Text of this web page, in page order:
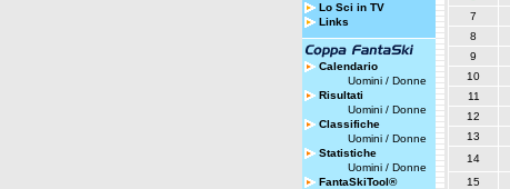
Lo Sci in TV
Links
Calendario
Uomini / Donne
Risultati
Uomini / Donne
Classifiche
Uomini / Donne
Statistiche
Uomini / Donne
FantaSkiTool®
7
8
9
10
11
12
13
14
15